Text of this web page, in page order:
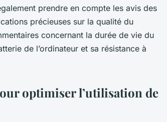
prendre en compte les avis des
précieuses sur la qualité du
concernant la durée de vie du
de l’ordinateur et sa résistance à
optimiser l’utilisation de